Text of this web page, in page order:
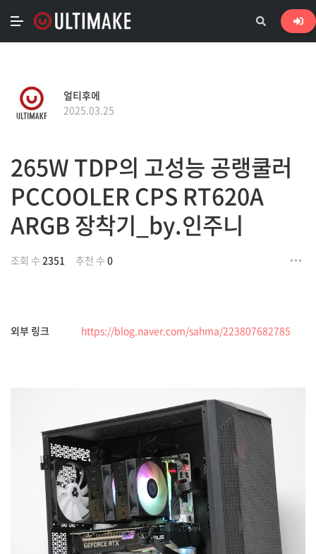
얼티후에
2025.03.25
265W TDP의 고성능 공랭쿨러
PCCOOLER CPS RT620A
ARGB 장착기_by.인주니
조회 수 2351 추천 수 0
외부 링크 https://blog.naver.com/sahma/223807682785